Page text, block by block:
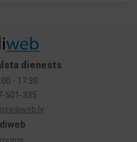
dienests
- 17:30
501-335